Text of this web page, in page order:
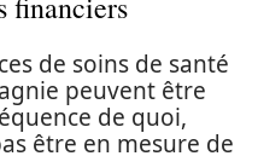
de soins de santé
peuvent être
de quoi,
être en mesure de